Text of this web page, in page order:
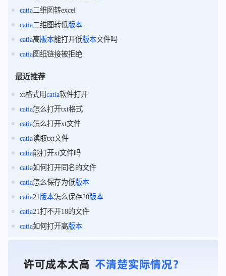
catia二维图转excel
catia二维图转低版本
catia高版本能打开低版本文件吗
catia图纸链接被拒绝
最近推荐
xt格式用catia软件打开
catia怎么打开txt格式
catia怎么打开xt文件
catia读取txt文件
catia能打开xt文件吗
catia如何打开同名的文件
catia怎么保存为低版本
catia21版本怎么保存20版本
catia21打不开18的文件
catia如何打开高版本